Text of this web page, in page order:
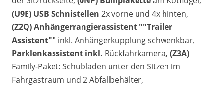
(U9E) USB Schnistellen 2x vorne und 4x hinten,
(Z2Q) Anhängerrangierassistent ""Trailer
Assistent"" inkl. Anhängerkupplung schwenkbar,
Parklenkassistent inkl. Rückfahrkamera, (Z3A)
Family-Paket: Schubladen unter den Sitzen im
Fahrgastraum und 2 Abfallbehälter,